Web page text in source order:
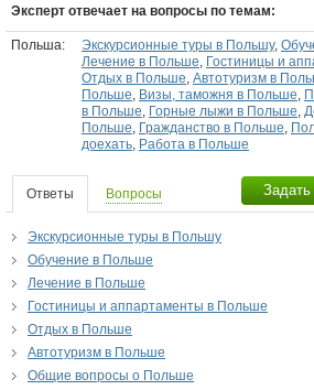
Эксперт отвечает на вопросы по темам:
Польша: Экскурсионные туры в Польшу,
Лечение в Польше, Гостиницы и
Отдых в Польше, Автотуризм в
Польше, Визы, таможня в Польше,
в Польше, Горные лыжи в Польше,
Польше, Гражданство в Польше,
доехать, Работа в Польше
Ответы Вопросы Задать
Экскурсионные туры в Польшу
Обучение в Польше
Лечение в Польше
Гостиницы и аппартаменты в Польше
Отдых в Польше
Автотуризм в Польше
Общие вопросы о Польше